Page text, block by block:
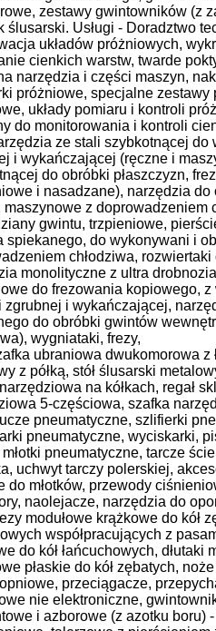
zestawy gwintowników (z
ślusarski. Usługi - Doradztwo
układów próżniowych,
cienkich warstw, twarde
narzędzia i części maszyn,
próżniowe, specjalne zestawy
układy pomiaru i kontroli
do monitorowania i kontroli
ze stali szybkotnącej do
i wykańczającej (ręczne i
do obróbki płaszczyzn,
i nasadzane), narzędzia
maszynowe z doprowadzeniem
gwintu, trzpieniowe,
spiekanego, do wykonywani i
chłodziwa,
monolityczne z ultra
do frezowania kopiowego,
zgrubnej i wykańczającej,
do obróbki gwintów
wygniataki, frezy,
ubraniowa dwukomorowa z
z półką, stół ślusarski
na kółkach, regał
5-częściowa, szafka
pneumatyczne, szlifierki
pneumatyczne, wyciskarki,
młotki pneumatyczne, tarcze
uchwyt tarczy polerskiej,
do młotków, przewody
naolejacze, narzędzia do
modułowe krążkowe do kół
współpracujących z
do kół łańcuchowych, dłutaki
płaskie do kół zębatych,
przeciągacze,
nie elektroniczne,
i azborowe (z azotku boru)